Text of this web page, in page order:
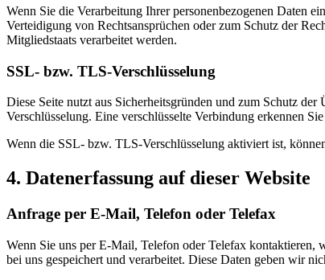
Wenn Sie die Verarbeitung Ihrer personenbezogenen Daten
Verteidigung von Rechtsansprüchen oder zum Schutz der
Mitgliedstaats verarbeitet werden.
SSL- bzw. TLS-Verschlüsselung
Diese Seite nutzt aus Sicherheitsgründen und zum Schutz
Verschlüsselung. Eine verschlüsselte Verbindung erkennen
Wenn die SSL- bzw. TLS-Verschlüsselung aktiviert ist,
4. Datenerfassung auf dieser Website
Anfrage per E-Mail, Telefon oder Telefax
Wenn Sie uns per E-Mail, Telefon oder Telefax kontaktieren,
bei uns gespeichert und verarbeitet. Diese Daten geben wir